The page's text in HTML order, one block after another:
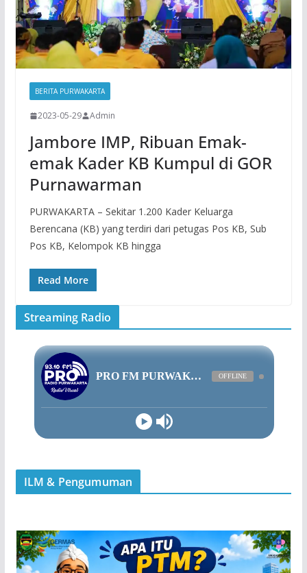
BERITA PURWAKARTA
2023-05-29 Admin
Jambore IMP, Ribuan Emak-
emak Kader KB Kumpul di GOR
Purnawarman
PURWAKARTA – Sekitar 1.200 Kader Keluarga
Berencana (KB) yang terdiri dari petugas Pos KB, Sub
Pos KB, Kelompok KB hingga
Read More
Streaming Radio
ILM & Pengumuman